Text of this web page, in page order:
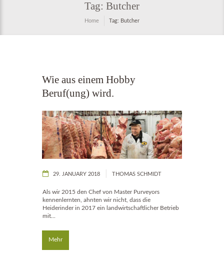
Tag: Butcher
Home Tag: Butcher
Wie aus einem Hobby
Beruf(ung) wird.
29. JANUARY 2018 THOMAS SCHMIDT
Als wir 2015 den Chef von Master Purveyors
kennenlernten, ahnten wir nicht, dass die
Heiderinder in 2017 ein landwirtschaftlicher Betrieb
mit...
Mehr